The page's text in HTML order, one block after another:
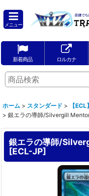
メニュー
新着商品 ロルカナ
ホーム > スタンダード >
【
> 銀エラの導師/Silvergill
銀エラの導師/
[ECL-JP]